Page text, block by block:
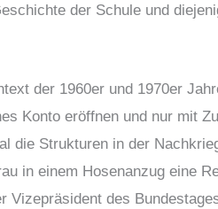
der Schule und
der 1960er und 1970er
Konto eröffnen und nur mit
die Strukturen in der
in einem Hosenanzug eine
Vizepräsident des